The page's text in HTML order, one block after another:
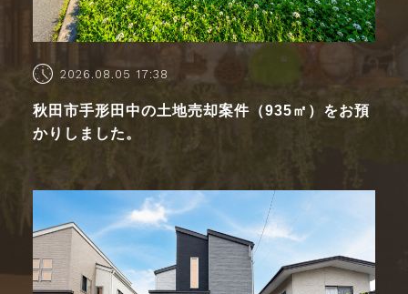
2026.08.05 17:38
秋田市手形田中の土地売却案件（935㎡）をお預
かりしました。